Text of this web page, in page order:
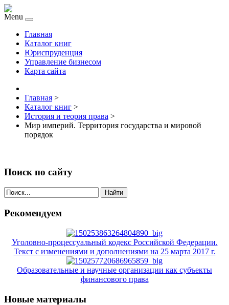
Menu
Главная
Каталог книг
Юриспруденция
Управление бизнесом
Карта сайта
Главная >
Каталог книг >
История и теория права >
Мир империй. Территория государства и мировой
порядок
Поиск по сайту
Найти
Рекомендуем
Уголовно-процессуальный кодекс Российской Федерации.
Текст с изменениями и дополнениями на 25 марта 2017 г.
Образовательные и научные организации как субъекты
финансового права
Новые материалы